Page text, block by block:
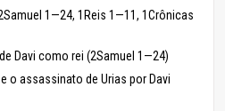
1—24, 1Reis 1—11, 1Crônicas
Davi como rei (2Samuel 1—24)
o assassinato de Urias por Davi